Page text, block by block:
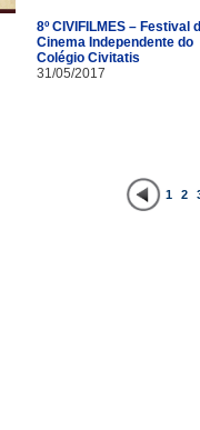
8º CIVIFILMES – Festival
Cinema Independente do
Colégio Civitatis
31/05/2017
1 2